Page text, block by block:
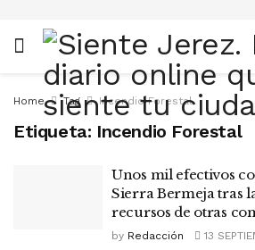
Home Tag Incendio Forestal
Etiqueta: Incendio Forestal
Unos mil efectivos
Sierra Bermeja tras
recursos de otras
by Redacción 13